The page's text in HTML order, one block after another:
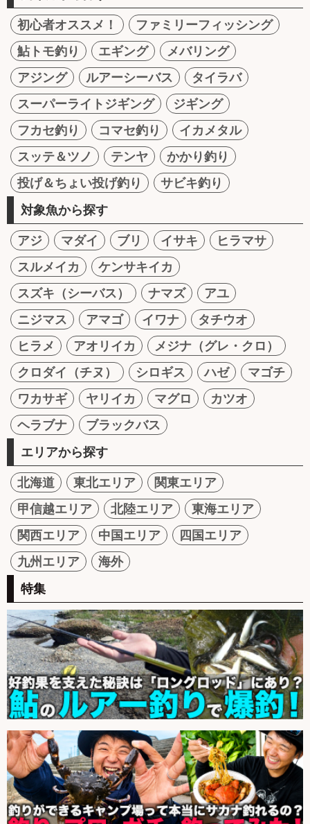
初心者オススメ！
ファミリーフィッシング
鮎トモ釣り
エギング
メバリング
アジング
ルアーシーバス
タイラバ
スーパーライトジギング
ジギング
フカセ釣り
コマセ釣り
イカメタル
スッテ＆ツノ
テンヤ
かかり釣り
投げ＆ちょい投げ釣り
サビキ釣り
対象魚から探す
アジ マダイ ブリ イサキ
ヒラマサ
スルメイカ
ケンサキイカ
スズキ（シーバス）
ナマズ
アユ
ニジマス
アマゴ イワナ
タチウオ
ヒラメ
アオリイカ
メジナ（グレ・クロ）
クロダイ（チヌ）
シロギス ハゼ
マゴチ
ワカサギ
ヤリイカ マグロ
カツオ
ヘラブナ
ブラックバス
エリアから探す
北海道 東北エリア
関東エリア
甲信越エリア
北陸エリア
東海エリア
関西エリア
中国エリア
四国エリア
九州エリア
海外
特集